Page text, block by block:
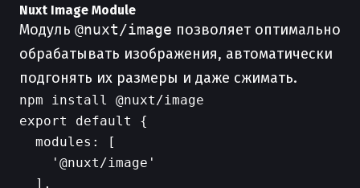
Nuxt Image Module
Модуль @nuxt/image позволяет оптимально
обрабатывать изображения, автоматически
подгонять их размеры и даже сжимать.
export default {
  modules: [
    '@nuxt/image'
  ],